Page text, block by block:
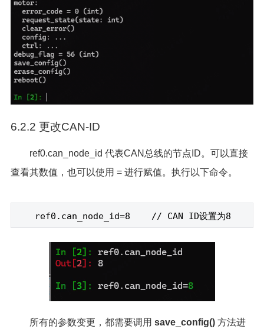
6.2.2 更改CAN-ID
ref0.can_node_id 代表CAN总线的节点ID。可以直接
查看其数值，也可以使用 = 进行赋值。执行以下命令。
ref0.can_node_id=8 // CAN ID设置为8
所有的参数变更，都需要调用 save_config()方法进